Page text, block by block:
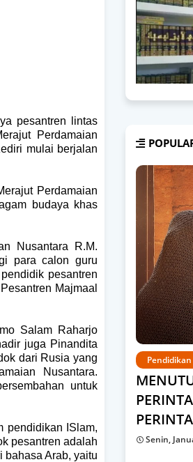
pesantren lintas
Perdamaian
mulai berjalan
Perdamaian
budaya khas
Nusantara R.M.
para calon guru
pesantren
Majmaal
Salam Raharjo
juga Pinandita
dari Rusia yang
Nusantara.
untuk
pendidikan ISlam,
pesantren adalah
bahasa Arab, yaitu
Pendidikan
Senin,